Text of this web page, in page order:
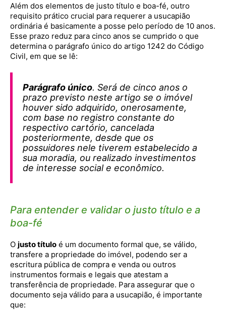
Além dos elementos de justo título e boa-fé, outro
requisito prático crucial para requerer a usucapião
ordinária é basicamente a posse pelo período de 10 anos.
Esse prazo reduz para cinco anos se cumprido o que
determina o parágrafo único do artigo 1242 do Código
Civil, em que se lê:
Parágrafo único. Será de cinco anos o
prazo previsto neste artigo se o imóvel
houver sido adquirido, onerosamente,
com base no registro constante do
respectivo cartório, cancelada
posteriormente, desde que os
possuidores nele tiverem estabelecido a
sua moradia, ou realizado investimentos
de interesse social e econômico.
Para entender e validar o justo título e a
boa-fé
O justo título é um documento formal que, se válido,
transfere a propriedade do imóvel, podendo ser a
escritura pública de compra e venda ou outros
instrumentos formais e legais que atestam a
transferência de propriedade. Para assegurar que o
documento seja válido para a usucapião, é importante
que: